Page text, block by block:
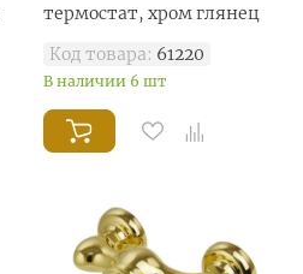
термостат, хром глянец
Код товара: 61220
В наличии 6 шт